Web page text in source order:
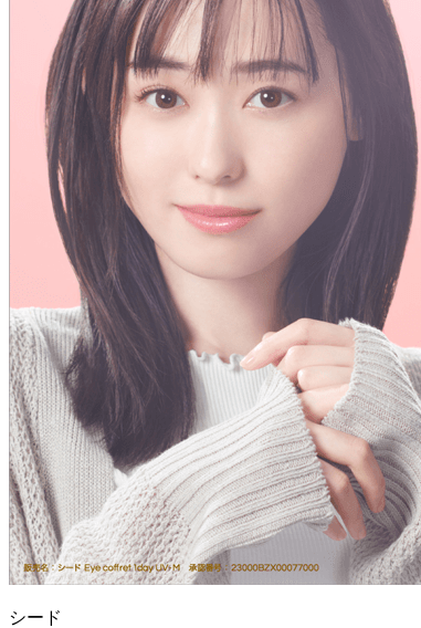
シード